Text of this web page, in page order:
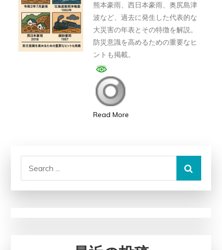
に
発
生
る
熊本豪雨、西日本豪雨、奥尻島津
波など、過去に発生した代表的な
大災害の年表とその特徴を解説。
防災意識を高めるための重要なヒ
ントも掲載。
Read More